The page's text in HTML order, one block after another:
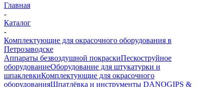
Главная
-
Каталог
-
Комплектующие для окрасочного оборудования в
Петрозаводске
Аппараты безвоздушной покраскиПескоструйное
оборудованиеОборудование для штукатурки и
шпаклевкиКомплектующие для окрасочного
оборудованияШпатлёвка и инструменты DANOGIPS &